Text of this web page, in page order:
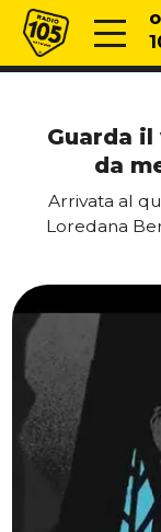
Vai al contenuto
Radio 105
Guarda
da
Arrivata al
Loredana